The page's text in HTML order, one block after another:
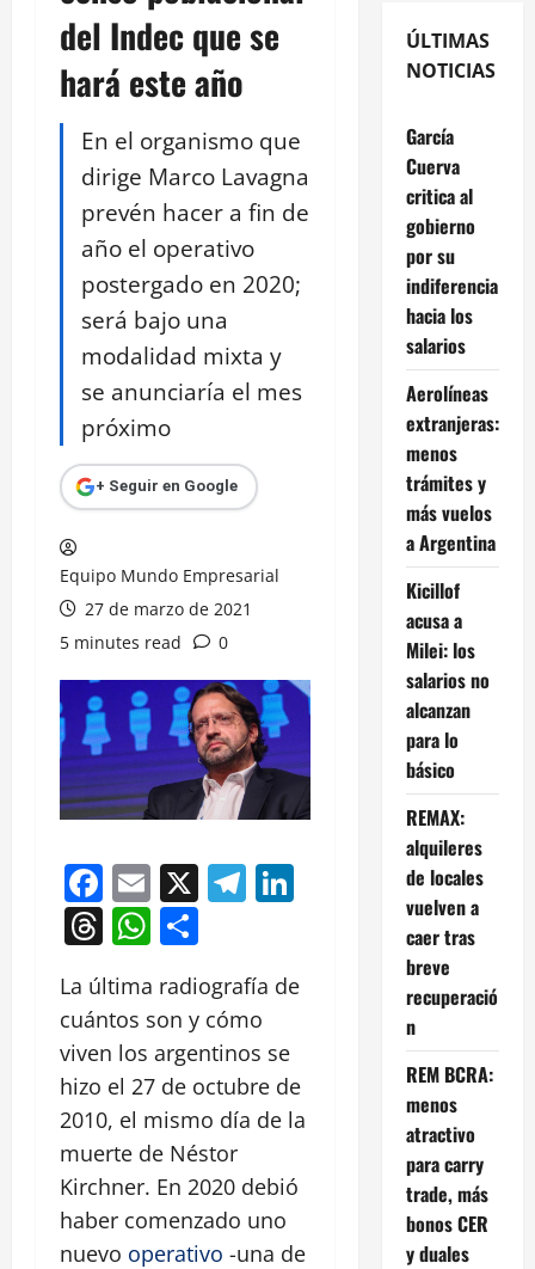
del Indec que se
hará este año
En el organismo que
dirige Marco Lavagna
prevén hacer a fin de
año el operativo
postergado en 2020;
será bajo una
modalidad mixta y
se anunciaría el mes
próximo
+ Seguir en Google
Equipo Mundo Empresarial
27 de marzo de 2021
5 minutes read
0
Facebook
Email
X Telegram
LinkedIn
Threads
WhatsApp
La última radiografía de
cuántos son y cómo
viven los argentinos se
hizo el 27 de octubre de
2010, el mismo día de la
muerte de Néstor
Kirchner. En 2020 debió
haber comenzado uno
nuevo operativo -una de
ÚLTIMAS
NOTICIAS
García
Cuerva
critica al
gobierno
por su
indiferencia
hacia los
salarios
Aerolíneas
extranjeras:
menos
trámites y
más vuelos
a Argentina
Kicillof
acusa a
Milei: los
salarios no
alcanzan
para lo
básico
REMAX:
alquileres
de locales
vuelven a
caer tras
breve
recuperació
n
REM BCRA:
menos
atractivo
para carry
trade, más
bonos CER
y duales